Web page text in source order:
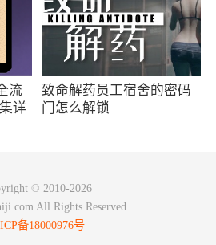
固定的攻击牌
->小猪妖职业，卡牌【名字
战斗中卡牌名未显示全
-> 5星
流
详
致命解药员工宿舍的密码
门怎么解锁
© 2010-2026
All Rights Reserved
备18000976号